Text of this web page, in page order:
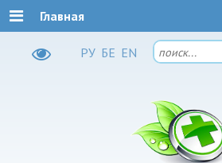
РУ БЕ EN
Главная